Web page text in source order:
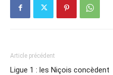
Article précédent
Ligue 1 : les Niçois concèdent